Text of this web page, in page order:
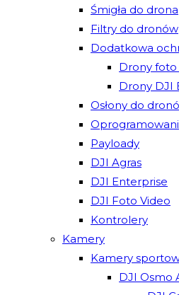
Śmigła do drona
Filtry do dronów
Dodatkowa
Drony foto
Drony DJI
Osłony do
Payloady
DJI Agras
DJI Enterprise
DJI Foto Video
Kontrolery
Kamery
Kamery
DJI Osmo